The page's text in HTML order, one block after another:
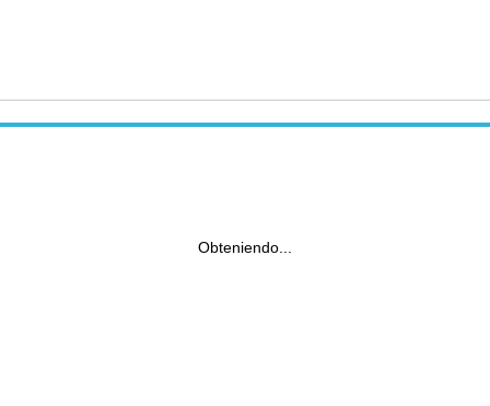
Obteniendo...